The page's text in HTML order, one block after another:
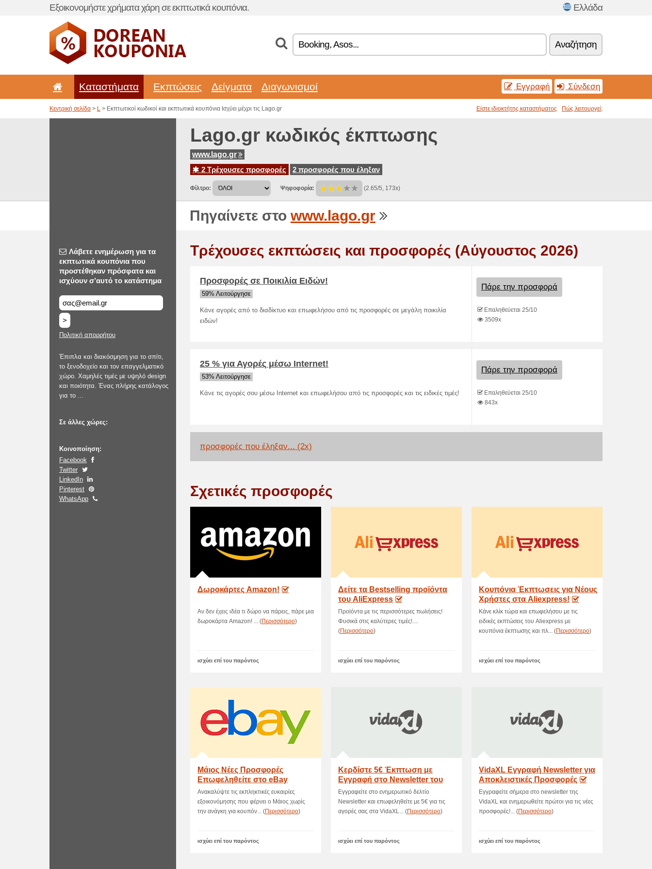
Εξοικονομήστε χρήματα χάρη σε εκπτωτικά κουπόνια. Ελλάδα
Αναζήτηση
Καταστήματα Εκπτώσεις Δείγματα Διαγωνισμοί Εγγραφή Σύνδεση
Κεντρική σελίδα > L > Εκπτωτικοί κωδικοί και εκπτωτικά κουπόνια Ισχύει μέχρι τις Lago.gr Είστε ιδιοκτήτης καταστήματος Πώς λειτουργεί;
Lago.gr κωδικός έκπτωσης
www.lago.gr
2 Τρέχουσες προσφορές
2 προσφορές που έληξαν
Φίλτρο: Ψηφοφορία: (2.65/5, 173x)
Πηγαίνετε στο www.lago.gr
Λάβετε ενημέρωση για τα
εκπτωτικά κουπόνια που
προστέθηκαν πρόσφατα και
ισχύουν σ’αυτό το κατάστημα
>
Πολιτική απορρήτου
Έπιπλα και διακόσμηση για το σπίτι,
το ξενοδοχείο και τον επαγγελματικό
χώρο. Χαμηλές τιμές με υψηλό design
και ποιότητα. Ένας πλήρης κατάλογος
για το ...
Σε άλλες χώρες:
Κοινοποίηση:
Facebook
Twitter
LinkedIn
Pinterest
WhatsApp
Τρέχουσες εκπτώσεις και προσφορές (Αύγουστος 2026)
Προσφορές σε Ποικιλία Ειδών!
59% Λειτούργησε
Κάνε αγορές από το διαδίκτυο και επωφελήσου από τις προσφορές σε μεγάλη ποικιλία
ειδών!
Πάρε την προσφορά
Επαληθεύεται 25/10
3509x
25 % για Αγορές μέσω Internet!
53% Λειτούργησε
Κάνε τις αγορές σου μέσω Internet και επωφελήσου από τις προσφορές και τις ειδικές τιμές!
Πάρε την προσφορά
Επαληθεύεται 25/10
843x
προσφορές που έληξαν... (2x)
Σχετικές προσφορές
Δωροκάρτες Amazon!
Αν δεν έχεις ιδέα τι δώρο να πάρεις, πάρε μια
δωροκάρτα Amazon! ... (Περισσότερο)
ισχύει επί του παρόντος
Δείτε τα Bestselling προϊόντα
του AliExpress
Προϊόντα με τις περισσότερες πωλήσεις!
Φυσικά στις καλύτερες τιμές!....
(Περισσότερο)
ισχύει επί του παρόντος
Κουπόνια Έκπτωσεις για Νέους
Χρήστες στα Aliexpress!
Κάνε κλίκ τώρα και επωφελήσου με τις
ειδικές εκπτώσεις του Aliexpress με
κουπόνια έκπτωσης και πλ... (Περισσότερο)
ισχύει επί του παρόντος
Μάιος Νέες Προσφορές
Επωφεληθείτε στο eBay
Ανακαλύψτε τις εκπληκτικές ευκαιρίες
εξοικονόμησης που φέρνει ο Μάιος χωρίς
την ανάγκη για κουπόν... (Περισσότερο)
ισχύει επί του παρόντος
Κερδίστε 5€ Έκπτωση με
Εγγραφή στο Newsletter του
VidaXL!
Εγγραφείτε στο ενημερωτικό δελτίο
Newsletter και επωφεληθείτε με 5€ για τις
αγορές σας στα VidaXL... (Περισσότερο)
ισχύει επί του παρόντος
VidaXL Εγγραφή Newsletter για
Αποκλειστικές Προσφορές
Εγγραφείτε σήμερα στο newsletter της
VidaXL και ενημερωθείτε πρώτοι για τις νέες
προσφορές!... (Περισσότερο)
ισχύει επί του παρόντος